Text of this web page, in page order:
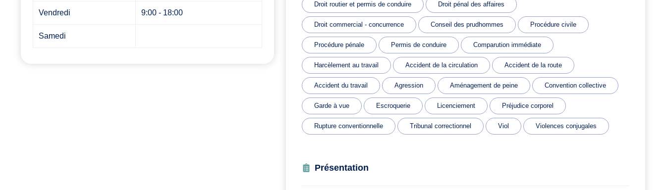
Vendredi 9:00 - 18:00
Samedi
Droit routier et permis de conduire Droit pénal des affaires
Droit commercial - concurrence Conseil des prudhommes Procédure civile
Procédure pénale Permis de conduire Comparution immédiate
Harcèlement au travail Accident de la circulation Accident de la route
Accident du travail Agression Aménagement de peine Convention collective
Garde à vue Escroquerie Licenciement Préjudice corporel
Rupture conventionnelle Tribunal correctionnel Viol Violences conjugales
Présentation